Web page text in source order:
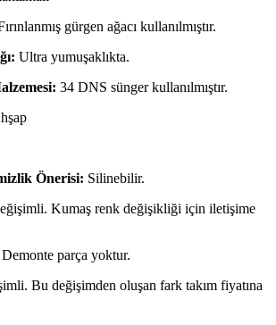
gürgen ağacı kullanılmıştır.
Ultra yumuşaklıkta.
34 DNS sünger kullanılmıştır.
Önerisi: Silinebilir.
Kumaş renk değişikliği için iletişime
Demonte parça yoktur.
Bu değişimden oluşan fark takım fiyatına